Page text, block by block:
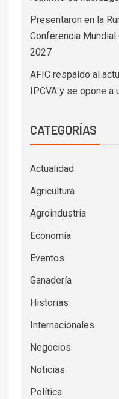
Presentaron en la
Conferencia
2027
AFIC respaldo al
IPCVA y se opone a
CATEGORÍAS
Actualidad
Agricultura
Agroindustria
Economía
Eventos
Ganadería
Historias
Internacionales
Negocios
Noticias
Política